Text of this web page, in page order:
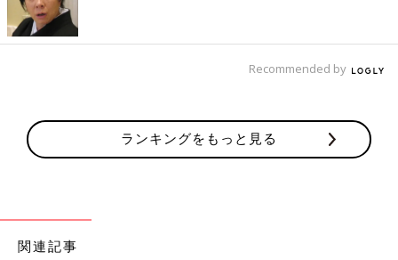
Recommended by
ランキングをもっと見る
関連記事